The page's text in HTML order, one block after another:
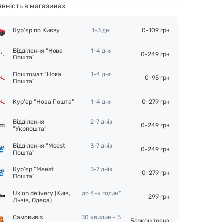
в магазинах
Кур'єр по Києву 1-3 дні 0-109 грн
Відділення "Нова
Пошта"
1-4 дня 0-249 грн
Поштомат "Нова
Пошта"
1-4 дня 0-95 грн
Кур'єр "Нова Пошта" 1-4 дня 0-279 грн
Відділення
"Укрпошта"
2-7 днів 0-249 грн
Відділення "Meest
Пошта"
3-7 днів 0-249 грн
Кур'єр "Meest
Пошта"
3-7 днів 0-279 грн
Uklon delivery (Київ,
Львів, Одеса)
до 4-х годин* 299 грн
Самовивіз
30 хвилин – 5
Безкоштовно